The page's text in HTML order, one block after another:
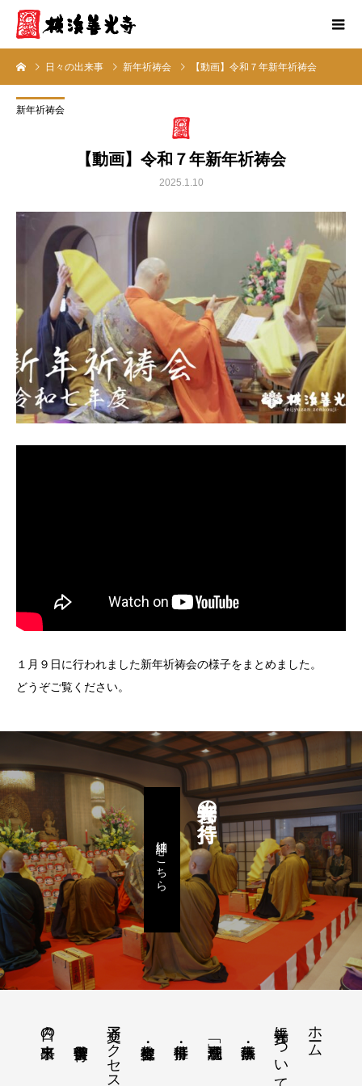
日々の出来事 新年祈祷会 【動画】令和７年新年祈祷会
新年祈祷会
【動画】令和７年新年祈祷会
2025.1.10
１月９日に行われました新年祈祷会の様子をまとめました。
どうぞご覧ください。
善光寺の行持
詳細はこちら
ホーム
善光寺について
交通アクセス
日々の出来事